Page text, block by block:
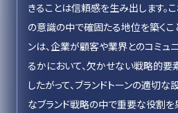
きることは信頼感を生み出します。
の意識の中で確固たる地位を築くこ
ンは、企業が顧客や業界とのコミュ
るかにおいて、欠かせない戦略的要
したがって、ブランドトーンの適切
なブランド戦略の中で重要な役割を